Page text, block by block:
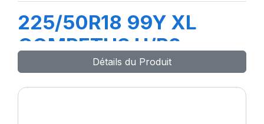
225/50R18 99Y XL
COMPETUS H/P2
Détails du Produit